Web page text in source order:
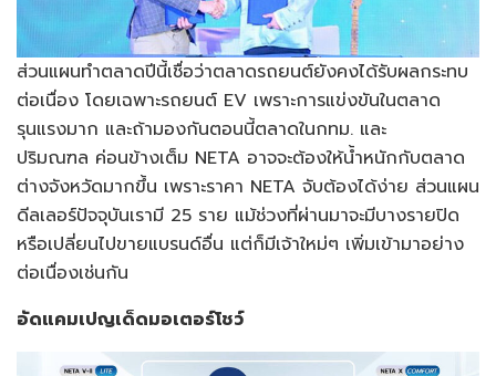
ส่วนแผนทำตลาดปีนี้เชื่อว่าตลาดรถยนต์ยังคงได้รับผลกระทบ
ต่อเนื่อง โดยเฉพาะรถยนต์ EV เพราะการแข่งขันในตลาด
รุนแรงมาก และถ้ามองกันตอนนี้ตลาดในกทม. และ
ปริมณฑล ค่อนข้างเต็ม NETA อาจจะต้องให้น้ำหนักกับตลาด
ต่างจังหวัดมากขึ้น เพราะราคา NETA จับต้องได้ง่าย ส่วนแผน
ดีลเลอร์ปัจจุบันเรามี 25 ราย แม้ช่วงที่ผ่านมาจะมีบางรายปิด
หรือเปลี่ยนไปขายแบรนด์อื่น แต่ก็มีเจ้าใหม่ๆ เพิ่มเข้ามาอย่าง
ต่อเนื่องเช่นกัน
อัดแคมเปญเด็ดมอเตอร์โชว์